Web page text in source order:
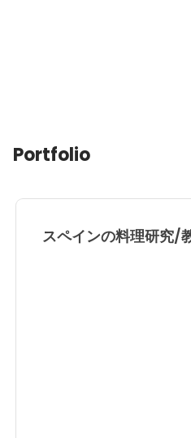
Portfolio
スペインの料理研究/